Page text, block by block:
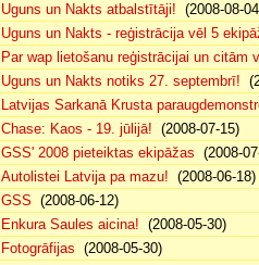
Uguns un Nakts atbalstītāji! (2008-08-
Uguns un Nakts - reģistrācija vēl 5
Par wap lietošanu reģistrācijai un citām
Uguns un Nakts notiks 27. septembrī!
Latvijas Sarkanā Krusta
Chase: Kaos - 19. jūlijā! (2008-07-15)
GSS' 2008 pieteiktas ekipāžas (2008-
Autolistei Latvija pa mazu! (2008-06-18)
GSS (2008-06-12)
Enkura Saules aicina! (2008-05-30)
Fotogrāfijas (2008-05-30)